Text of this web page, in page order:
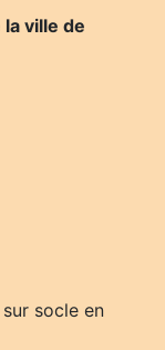
ville de
socle en